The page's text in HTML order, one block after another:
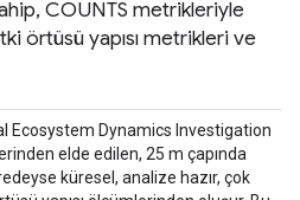
COUNTS metrikleriyle
örtüsü yapısı metrikleri ve
Ecosystem Dynamics Investigation
elde edilen, 25 m çapında
küresel, analize hazır, çok